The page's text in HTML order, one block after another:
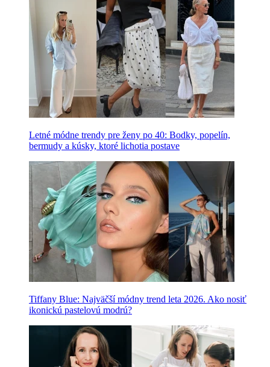
Letné módne trendy pre ženy po 40: Bodky, popelín,
bermudy a kúsky, ktoré lichotia postave
Tiffany Blue: Najväčší módny trend leta 2026. Ako nosiť
ikonickú pastelovú modrú?